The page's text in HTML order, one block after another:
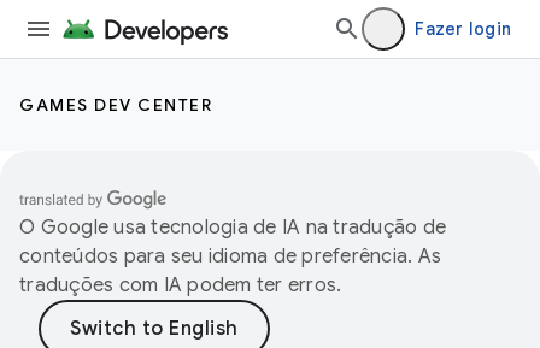
Fazer login
GAMES DEV CENTER
O Google usa tecnologia de IA na tradução de
conteúdos para seu idioma de preferência. As
traduções com IA podem ter erros.